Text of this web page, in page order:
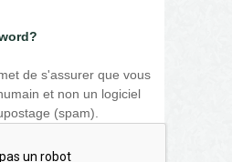
de s'assurer que vous
et non un logiciel
(spam).